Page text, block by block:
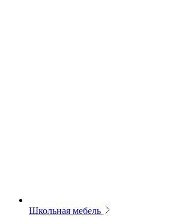
Школьная мебель